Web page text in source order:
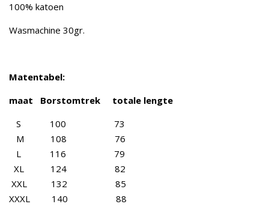
100% katoen
Wasmachine 30gr.
Matentabel:
maat Borstomtrek totale lengte
S 100 73
M 108 76
L 116 79
XL 124 82
XXL 132 85
XXXL 140 88